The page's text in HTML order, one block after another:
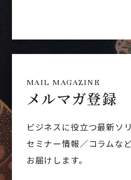
MAIL MAGAZINE
メルマガ登録
ビジネスに役立つ最新ソ
セミナー情報／コラムな
お届けします。